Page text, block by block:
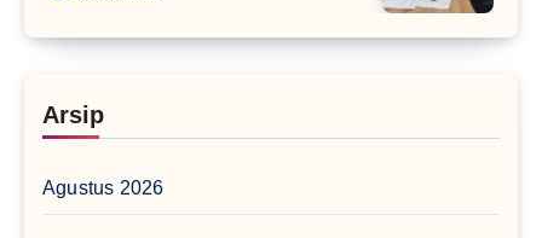
Arsip
Agustus 2026